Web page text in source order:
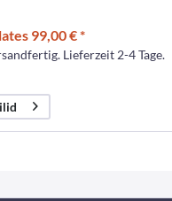
99,00 € *
Lieferzeit 2-4 Tage.